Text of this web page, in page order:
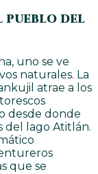
pueblo del
uno se ve
naturales. La
atrae a los
desde donde
del lago Atitlán.
que se